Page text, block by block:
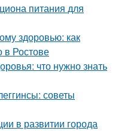
питания для
здоровью: как
в Ростове
что нужно знать
советы
в развитии города